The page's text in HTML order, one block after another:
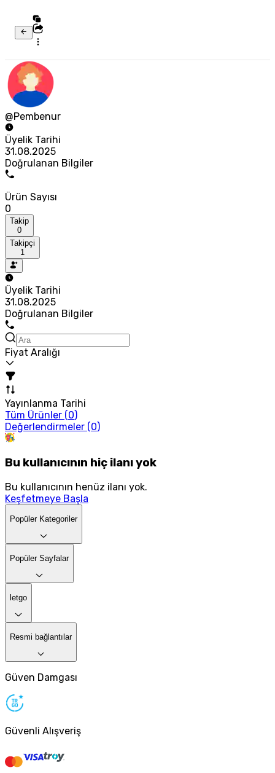
@Pembenur
Üyelik Tarihi
31.08.2025
Doğrulanan Bilgiler
Ürün Sayısı
0
Takip
0
Takipçi
1
Üyelik Tarihi
31.08.2025
Doğrulanan Bilgiler
Fiyat Aralığı
Yayınlanma Tarihi
Tüm Ürünler (0)
Değerlendirmeler (0)
Bu kullanıcının hiç ilanı yok
Bu kullanıcının henüz ilanı yok.
Keşfetmeye Başla
Popüler Kategoriler
Popüler Sayfalar
letgo
Resmi bağlantılar
Güven Damgası
Güvenli Alışveriş